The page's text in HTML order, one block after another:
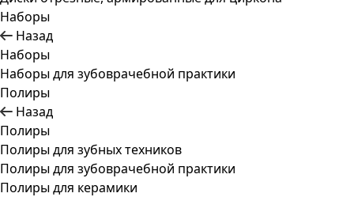
Наборы
Назад
Наборы
Наборы для зубоврачебной практики
Полиры
Назад
Полиры
Полиры для зубных техников
Полиры для зубоврачебной практики
Полиры для керамики